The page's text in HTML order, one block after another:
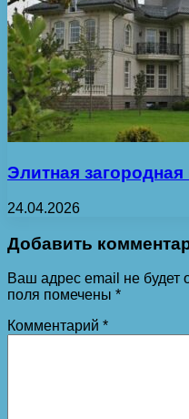
Элитная
24.04.2026
Добавить
Ваш адрес email не будет
поля помечены *
Комментарий *